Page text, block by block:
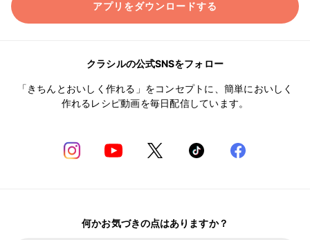
アプリをダウンロードする
クラシルの公式SNSをフォロー
「きちんとおいしく作れる」をコンセプトに、簡単においしく
作れるレシピ動画を毎日配信しています。
何かお気づきの点はありますか？